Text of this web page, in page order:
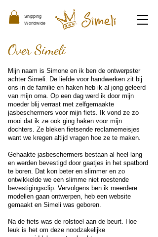
Shipping
Worldwide
Over Simeli
Mijn naam is Simone en ik ben de ontwerpster
achter Simeli. De liefde voor handwerken zit bij
ons in de familie en haken heb ik al jong geleerd
van mijn oma. Op een dag werd ik door mijn
moeder blij verrast met zelfgemaakte
jasbeschermers voor mijn fiets. Ik vond ze zo
mooi dat ik ze ook ging haken voor mijn
dochters. Ze bleken fietsende reclamemeisjes
want we kregen altijd vragen hoe ze te maken.
Gehaakte jasbeschermers bestaan al heel lang
en werden bevestigd door gaatjes in het spatbord
te boren. Dat kon beter en slimmer en zo
ontwikkelde we een slimme niet roestende
bevestigingsclip. Vervolgens ben ik meerdere
modellen gaan ontwerpen, heb een website
gemaakt en Simeli was geboren.
Na de fiets was de rolstoel aan de beurt. Hoe
leuk is het om deze noodzakelijke